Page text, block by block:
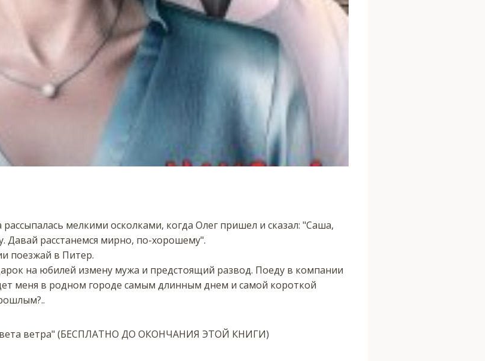
мелкими осколками, когда Олег пришел и сказал: "Саша,
Давай расстанемся мирно, по-хорошему".
поезжай в Питер.
на юбилей измену мужа и предстоящий развод. Поеду в компании
меня в родном городе самым длинным днем и самой короткой
ветра" (БЕСПЛАТНО ДО ОКОНЧАНИЯ ЭТОЙ КНИГИ)